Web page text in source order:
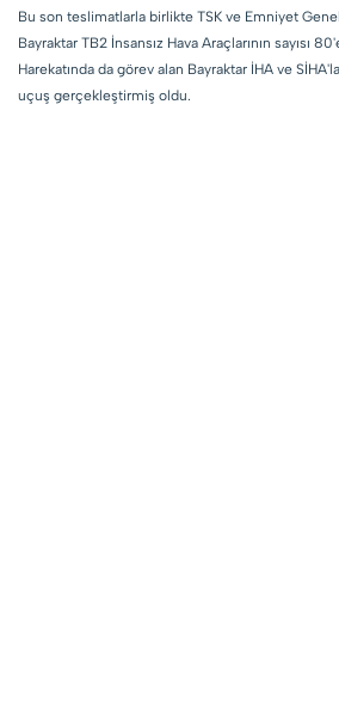
Bu son teslimatlarla birlikte TSK ve Emniyet
Bayraktar TB2 İnsansız Hava Araçlarının sayısı
Harekatında da görev alan Bayraktar İHA ve
uçuş gerçekleştirmiş oldu.